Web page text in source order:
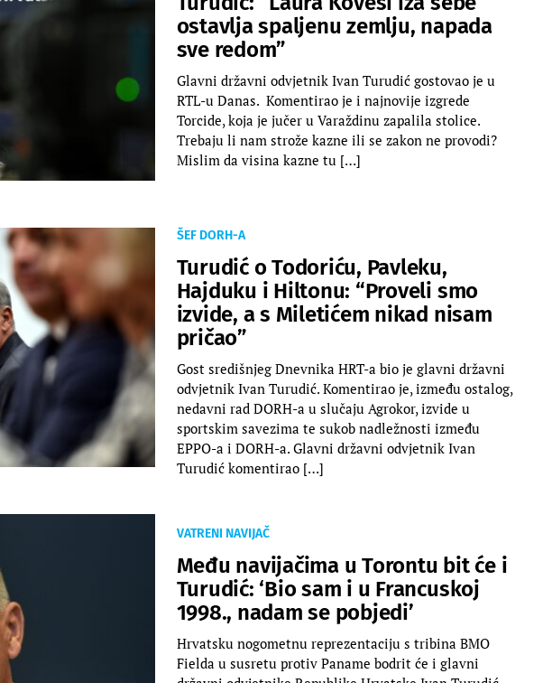
ostavlja spaljenu zemlju, napada
sve redom”
Glavni državni odvjetnik Ivan Turudić gostovao je u
RTL-u Danas. Komentirao je i najnovije izgrede
Torcide, koja je jučer u Varaždinu zapalila stolice.
Trebaju li nam strože kazne ili se zakon ne provodi?
Mislim da visina kazne tu […]
ŠEF DORH-A
Turudić o Todoriću, Pavleku,
Hajduku i Hiltonu: “Proveli smo
izvide, a s Miletićem nikad nisam
pričao”
Gost središnjeg Dnevnika HRT-a bio je glavni državni
odvjetnik Ivan Turudić. Komentirao je, između ostalog,
nedavni rad DORH-a u slučaju Agrokor, izvide u
sportskim savezima te sukob nadležnosti između
EPPO-a i DORH-a. Glavni državni odvjetnik Ivan
Turudić komentirao […]
VATRENI NAVIJAČ
Među navijačima u Torontu bit će i
Turudić: ‘Bio sam i u Francuskoj
1998., nadam se pobjedi’
Hrvatsku nogometnu reprezentaciju s tribina BMO
Fielda u susretu protiv Paname bodrit će i glavni